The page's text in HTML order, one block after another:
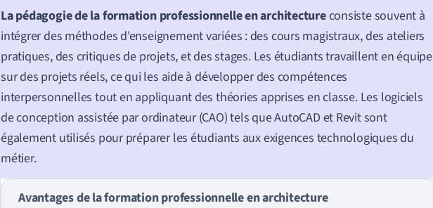
La pédagogie de la formation professionnelle en architectureconsiste souvent à
intégrer des méthodes d'enseignement variées : des cours magistraux, des ateliers
pratiques, des critiques de projets, et des stages. Les étudiants travaillent en équipe
sur des projets réels, ce qui les aide à développer des compétences
interpersonnelles tout en appliquant des théories apprises en classe. Les logiciels
de conception assistée par ordinateur (CAO) tels que AutoCAD et Revit sont
également utilisés pour préparer les étudiants aux exigences technologiques du
métier.
Avantages de la formation professionnelle en architecture